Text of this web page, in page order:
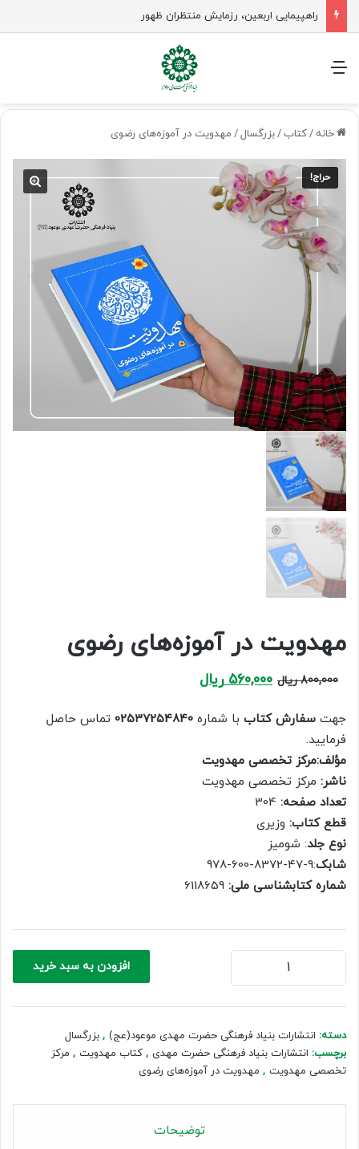
راهپیمایی اربعین، رزمایش منتظران ظهور
منو
خانه /کتاب /بزرگسال/ مهدویت در آموزه‌های رضوی
حراج!
مهدویت در آموزه‌های رضوی
800,000 ریال Original
was:
800,000 ریال.
560,000 ریال
is:
جهت سفارش کتاب با شماره 02537254840 تماس حاصل
فرمایید.
مؤلف:مرکز تخصصی مهدویت
ناشر: مرکز تخصصی مهدویت
تعداد صفحه:
قطع کتاب: وزیری
نوع جلد: شومیز
شابک:9-47-8372-600-978
شماره کتابشناسی ملی: 6118659
مهدویت
آموزه‌های
رضوی
افزودن به سبد خرید
دسته: انتشارات بنیاد فرهنگی حضرت مهدی موعود(عج) , بزرگسال
برچسب: انتشارات بنیاد فرهنگی حضرت مهدی , کتاب مهدویت , مرکز
تخصصی مهدویت , مهدویت در آموزه‌های رضوی
توضیحات